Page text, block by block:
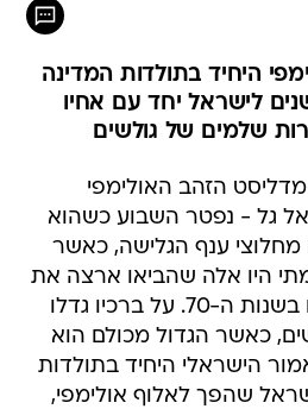
היחיד בתולדות המדינה
לישראל יחד עם אחיו
מדליסט הזהב האולימפי
גל - נפטר השבוע כשהוא
מחלוצי ענף הגלישה, כאשר
היו אלה שהביאו ארצה את
גלשני הרוח הראשונים בשנות ה-70. על ברכיו גדלו
כאשר הגדול מכולם הוא
הישראלי היחיד בתולדות
שהפך לאלוף אולימפי,